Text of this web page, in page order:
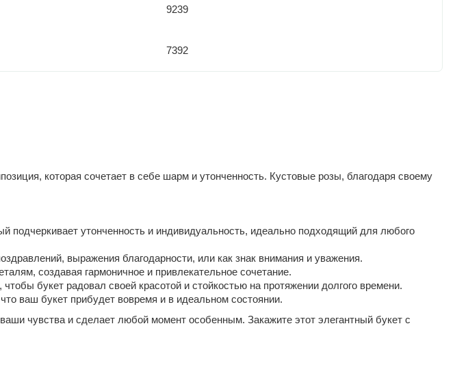
9239
7392
которая сочетает в себе шарм и утонченность. Кустовые розы, благодаря своему
подчеркивает утонченность и индивидуальность, идеально подходящий для любого
выражения благодарности, или как знак внимания и уважения.
создавая гармоничное и привлекательное сочетание.
букет радовал своей красотой и стойкостью на протяжении долгого времени.
ваш букет прибудет вовремя и в идеальном состоянии.
чувства и сделает любой момент особенным. Закажите этот элегантный букет с